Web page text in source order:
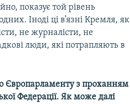
показує той рівень
Іноді ці в’язні Кремля, як
не журналісти, не
люди, які потрапляють в
Європарламенту з проханням
Федерації. Як може далі